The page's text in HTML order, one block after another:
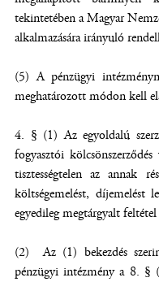
tekintetében a Magyar
alkalmazására irányuló
(5) A pénzügyi
meghatározott módon kell
4. § (1) Az egyoldalú
fogyasztói
tisztességtelen az annak
költségemelést, díjemelést
egyedileg megtárgyalt
(2) Az (1) bekezdés
pénzügyi intézmény a 8. §